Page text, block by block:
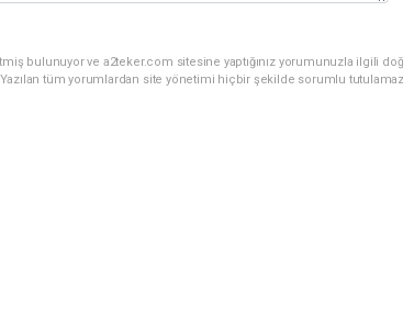
bulunuyor ve a2teker.com sitesine yaptığınız yorumunuzla ilgili
tüm yorumlardan site yönetimi hiçbir şekilde sorumlu tutulamaz.